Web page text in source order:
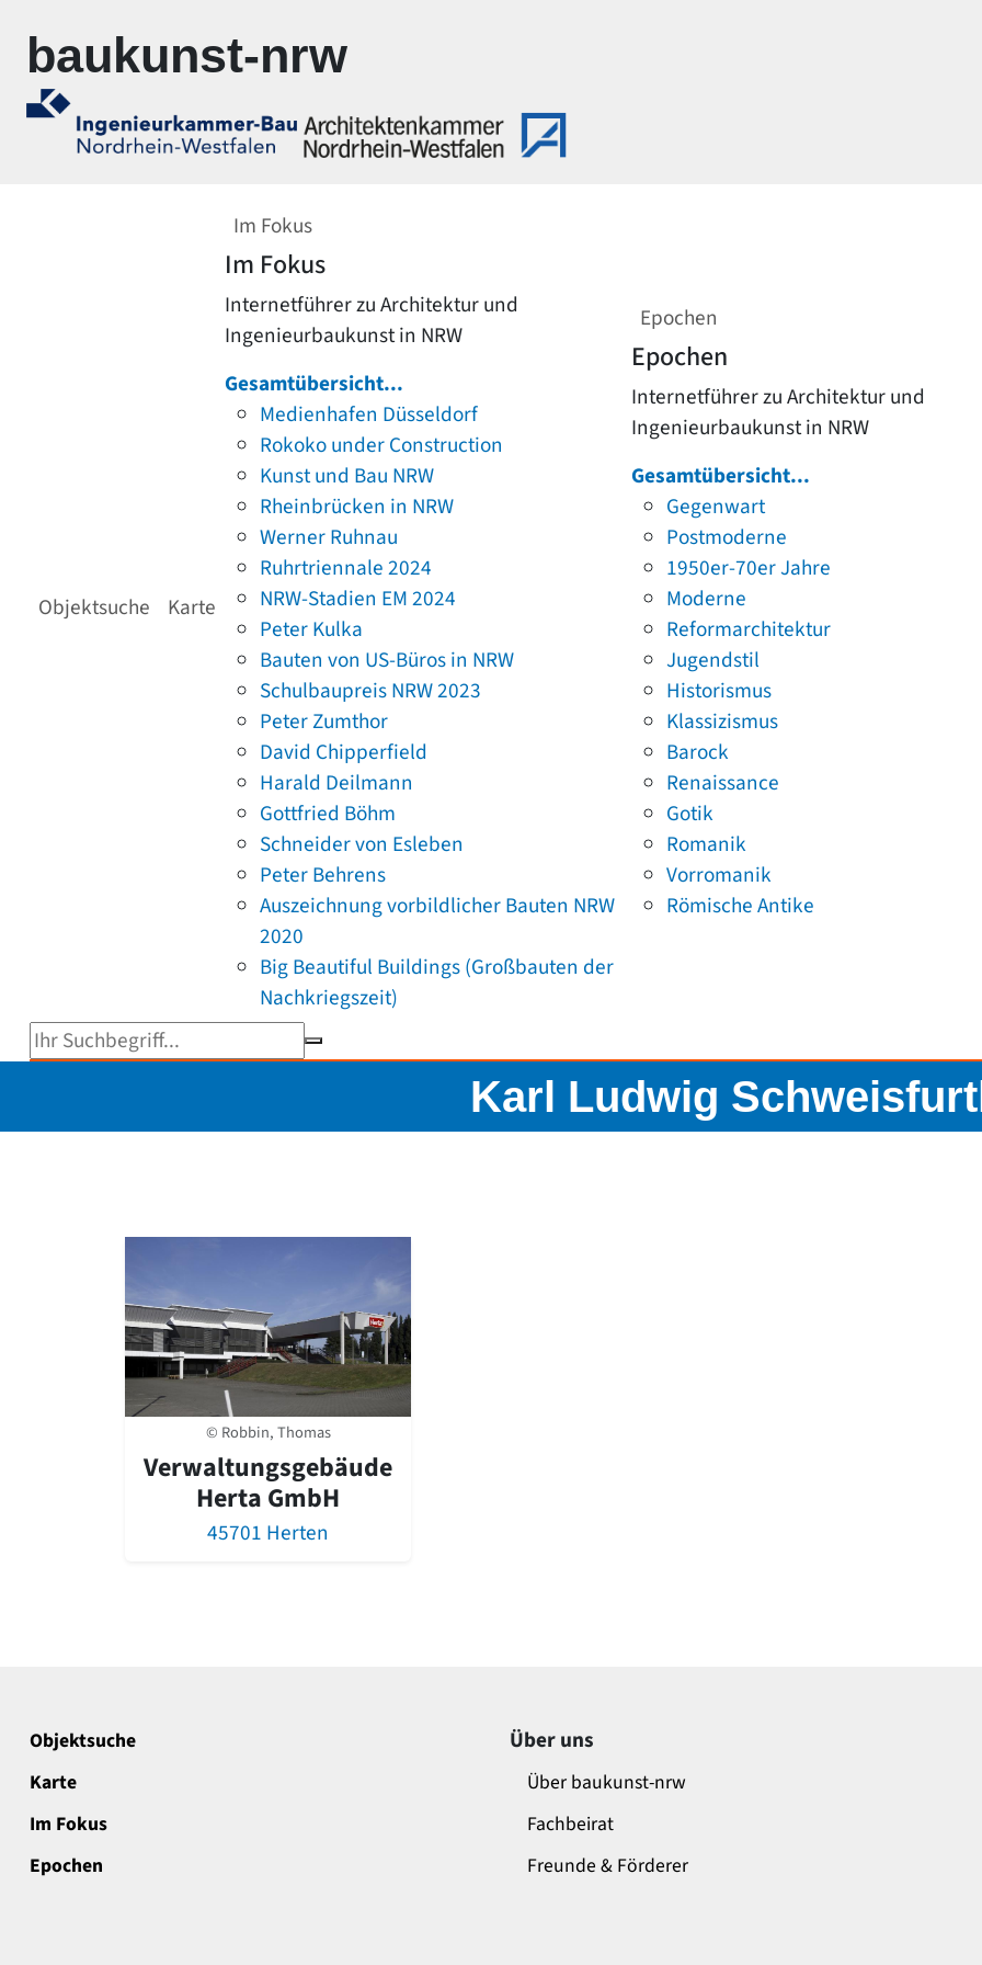
baukunst-nrw
Objektsuche Karte
Im Fokus
Im Fokus
Internetführer zu Architektur und
Ingenieurbaukunst in NRW
Gesamtübersicht...
Medienhafen Düsseldorf
Rokoko under Construction
Kunst und Bau NRW
Rheinbrücken in NRW
Werner Ruhnau
Ruhrtriennale 2024
NRW-Stadien EM 2024
Peter Kulka
Bauten von US-Büros in NRW
Schulbaupreis NRW 2023
Peter Zumthor
David Chipperfield
Harald Deilmann
Gottfried Böhm
Schneider von Esleben
Peter Behrens
Auszeichnung vorbildlicher Bauten NRW
2020
Big Beautiful Buildings (Großbauten der
Nachkriegszeit)
Epochen
Epochen
Internetführer zu Architektur und
Ingenieurbaukunst in NRW
Gesamtübersicht...
Gegenwart
Postmoderne
1950er-70er Jahre
Moderne
Reformarchitektur
Jugendstil
Historismus
Klassizismus
Barock
Renaissance
Gotik
Romanik
Vorromanik
Römische Antike
Suchbegriff eingeben
Karl Ludwig
© Robbin, Thomas
Verwaltungsgebäude
Herta GmbH
45701 Herten
Objektsuche
Karte
Im Fokus
Epochen
Über uns
Über baukunst-nrw
Fachbeirat
Freunde & Förderer